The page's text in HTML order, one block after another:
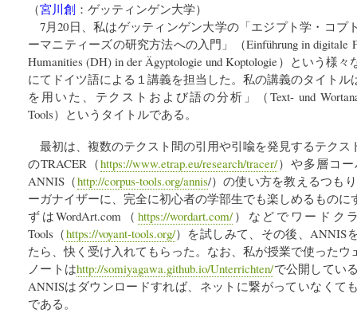
（宮川創 ： ゲッティンゲン大学）
7月20日、私はゲッティンゲン大学の「エジプト学・コプ
ーマニティーズの研究方法への入門」（Einführung in digitale
Humanities (DH) in der Ägyptologie und Koptologie）という様
にてドイツ語による１講義を担当した。私の講義のタイト
を用いた、テクストおよび語の分析」（Text- und
Tools）というタイトルである。
最初は、複数のテクスト間の引用や引喩を発見するテクス
のTRACER（https://www.etrap.eu/research/tracer/）や多層コ
ANNIS（http://corpus-tools.org/annis/）の使い方を教えるつも
ーガナイザーに、完全に初心者の学部生でも楽しめるもの
ずはWordArt.com（ https://wordart.com/）などでワードク
Tools（https://voyant-tools.org/）を試しみて、その後、ANNIS
たら、快く受け入れてもらった。なお、私が授業で使った
ノートはhttp://somiyagawa.github.io/Unterrichten/で公開してい
ANNISはダウンロードすれば、ネットに繋がっていなくて
である。